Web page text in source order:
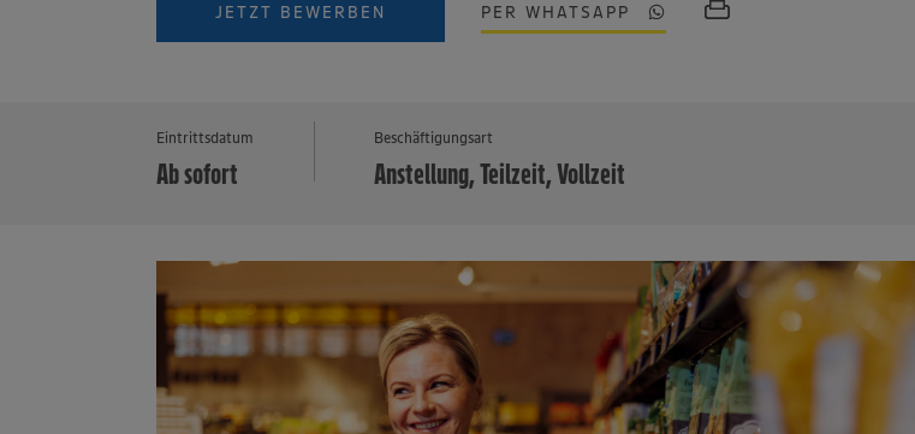
JETZT BEWERBEN PER WHATSAPP
Eintrittsdatum
Ab sofort
Beschäftigungsart
Anstellung, Teilzeit, Vollzeit